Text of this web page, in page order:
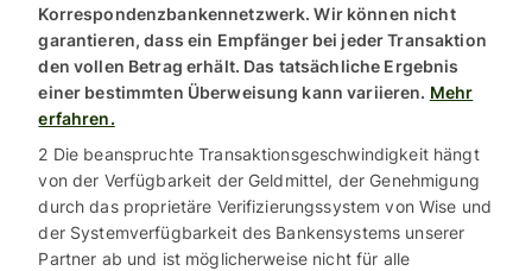
Korrespondenzbankennetzwerk. Wir können nicht
garantieren, dass ein Empfänger bei jeder Transaktion
den vollen Betrag erhält. Das tatsächliche Ergebnis
einer bestimmten Überweisung kann variieren. Mehr
erfahren.
2 Die beanspruchte Transaktionsgeschwindigkeit hängt
von der Verfügbarkeit der Geldmittel, der Genehmigung
durch das proprietäre Verifizierungssystem von Wise und
der Systemverfügbarkeit des Bankensystems unserer
Partner ab und ist möglicherweise nicht für alle